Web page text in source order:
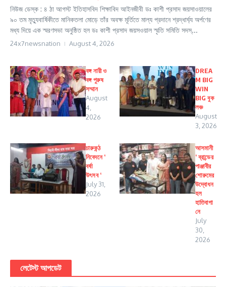
নিউজ ডেস্ক : ৪ ঠা আগস্ট ইতিহাসবিদ শিক্ষাবিদ আইনজীবী ডঃ কাশী প্রসাদ জয়সাওয়ালের
৯০ তম মৃত্যুবার্ষিকীতে মানিকতলা মোড়ে তাঁর অবক্ষ মূর্তিতে মাল্য প্রদানে শ্রদ্ধার্ঘ্য অর্পণের
মধ্য দিয়ে এক স্মরণসভা অনুষ্ঠিত হল ডঃ কাশী প্রসাদ জয়সওয়াল স্মৃতি সমিতি সদস্...
24x7newsnation August 4, 2026
বঙ্গ নারী ও
বঙ্গ পুরুষ
সম্মান
August
4,
2026
DREA
M BIG
WIN
BIG বুক
লঞ্চ
August
3, 2026
চারুকন্ঠ
নিবেদনে ‘
বর্ষা
উৎসব ‘
July 31,
2026
আসমানী
‘ ব্রান্ডের
পাঞ্জাবীর
শোরুমের
উদ্বোধন
হল
হাতিবাগা
নে
July
30,
2026
লেটেস্ট আপডেট